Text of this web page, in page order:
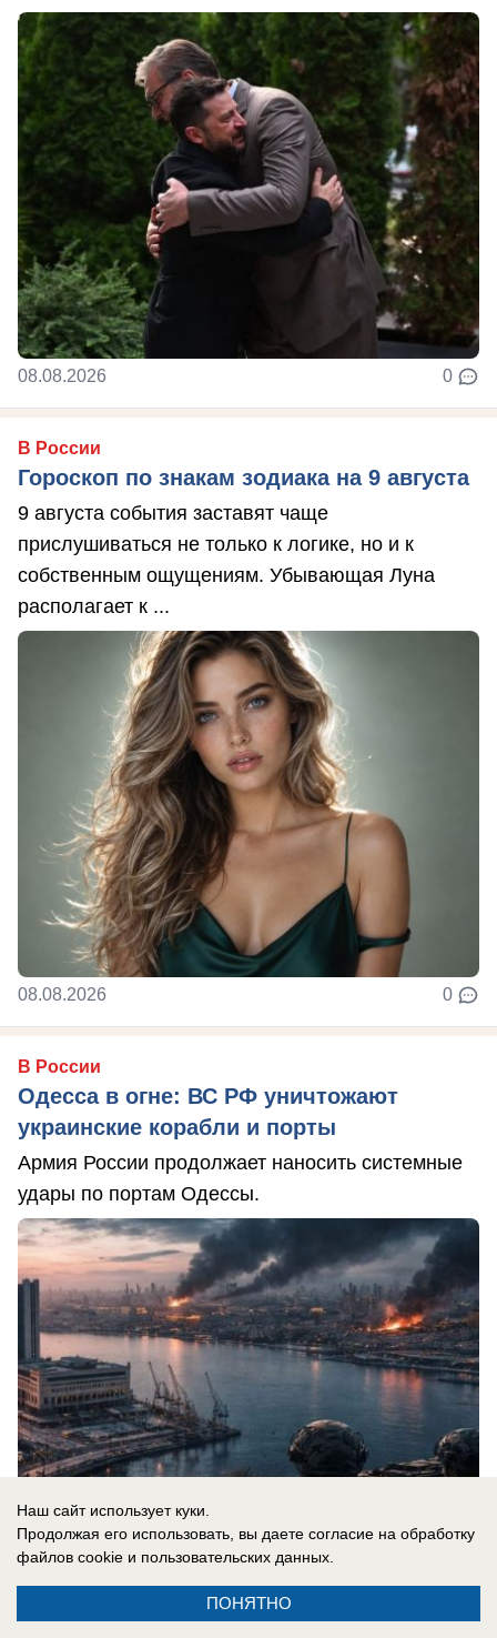
08.08.2026 0
В России
Гороскоп по знакам зодиака на 9 августа
9 августа события заставят чаще
прислушиваться не только к логике, но и к
собственным ощущениям. Убывающая Луна
располагает к ...
08.08.2026 0
В России
Одесса в огне: ВС РФ уничтожают
украинские корабли и порты
Армия России продолжает наносить системные
удары по портам Одессы.
08.08.2026 0
Наш сайт использует куки.
Продолжая его использовать, вы даете согласие на обработку
файлов cookie и пользовательских данных.
ПОНЯТНО